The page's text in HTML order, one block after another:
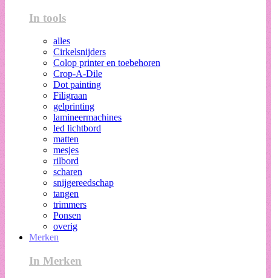
In tools
alles
Cirkelsnijders
Colop printer en toebehoren
Crop-A-Dile
Dot painting
Filigraan
gelprinting
lamineermachines
led lichtbord
matten
mesjes
rilbord
scharen
snijgereedschap
tangen
trimmers
Ponsen
overig
Merken
In Merken